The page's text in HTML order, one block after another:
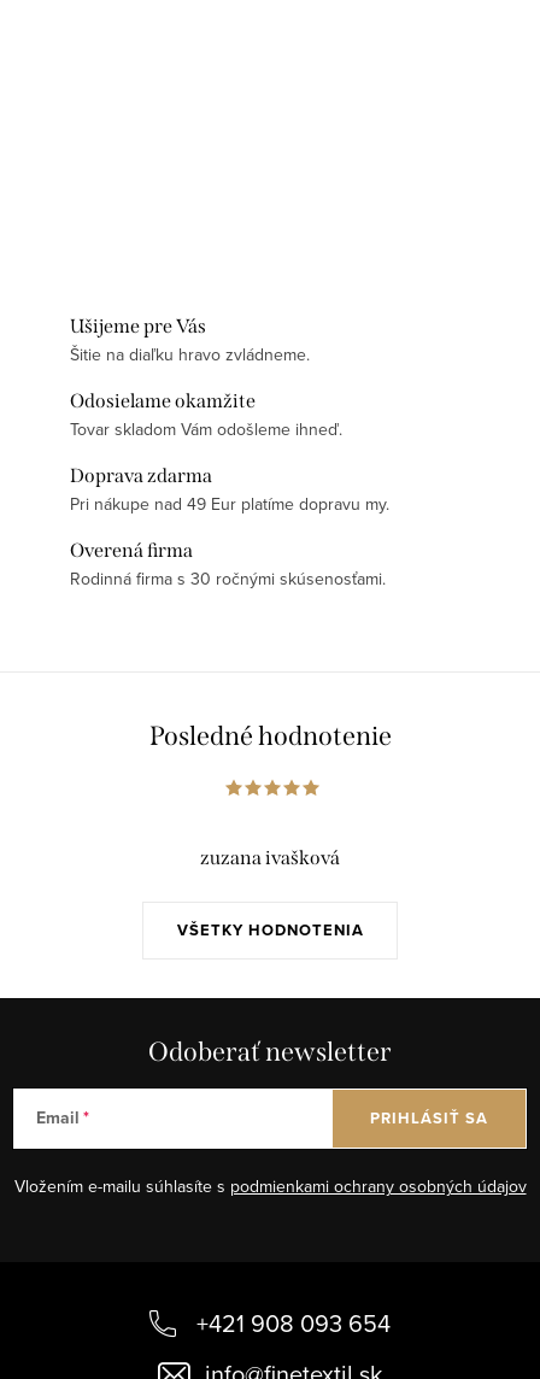
Ušijeme pre Vás
Šitie na diaľku hravo zvládneme.
Odosielame okamžite
Tovar skladom Vám odošleme ihneď.
Doprava zdarma
Pri nákupe nad 49 Eur platíme dopravu my.
Overená firma
Rodinná firma s 30 ročnými skúsenosťami.
Posledné hodnotenie
VŠETKY HODNOTENIA
zuzana ivašková
Odoberať newsletter
Email
Vložením e-mailu súhlasíte s podmienkami ochrany osobných údajov
PRIHLÁSIŤ SA
+421 908 093 654